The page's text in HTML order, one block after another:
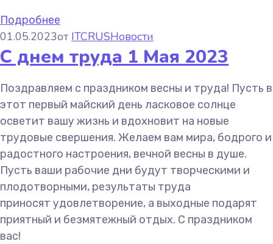
Подробнее
01.05.2023от ITCRUSНовости
С днем труда 1 Мая 2023
Поздравляем с праздником весны и труда! Пусть в
этот первый майский день ласковое солнце
осветит вашу жизнь и вдохновит на новые
трудовые свершения. Желаем вам мира, бодрого и
радостного настроения, вечной весны в душе.
Пусть ваши рабочие дни будут творческими и
плодотворными, результаты труда
приносят удовлетворение, а выходные подарят
приятный и безмятежный отдых. С праздником
вас!